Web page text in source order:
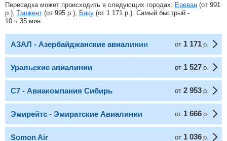
Пересадка может происходить в следующих городах: Ереван (от 991
р. ), Ташкент (от 995 р. ), Баку (от 1 171 р. ). Самый быстрый -
10 ч 35 мин.
АЗАЛ - Азербайджанские авиалинии от 1 171 р.
Уральские авиалинии от 1 527 р.
С7 - Авиакомпания Сибирь от 2 953 р.
Эмирейтс - Эмиратские Авиалинии от 1 666 р.
Somon Air от 1 036 р.